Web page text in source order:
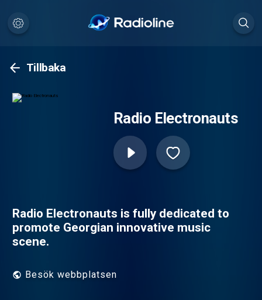
Tillbaka
Radio Electronauts
Radio Electronauts is fully dedicated to
promote Georgian innovative music
scene.
Besök webbplatsen